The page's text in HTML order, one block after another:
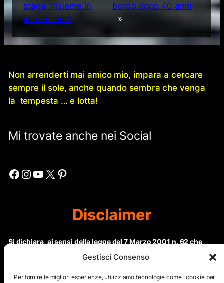
Gestisci Consenso
Per fornire le migliori esperienze, utilizziamo tecnologie come i cookie per
stage “Insieme in
immersione”
bordo dopo 40 anni
»
Non arrenderti mai amico mio, impara a cercare
sempre il sole, anche quando sembra che venga
la tempesta … e lotta!
Mi trovate anche nei Social
Facebook Instagram YouTube X Pinterest
Disclaimer
Si dichiara, ai sensi della legge del 7 Marzo 2001 n. 62 che
questo sito non rientra nella categoria di “Informazione
regolari. Le immagini dei collaboratori detentori del